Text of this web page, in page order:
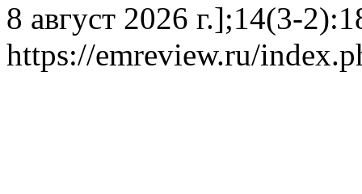
8 август 2026 г.];14(3-
https://emreview.ru/